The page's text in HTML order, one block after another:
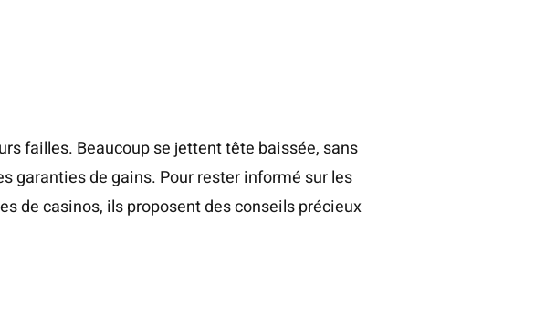
failles. Beaucoup se jettent tête baissée, sans
garanties de gains. Pour rester informé sur les
de casinos, ils proposent des conseils précieux